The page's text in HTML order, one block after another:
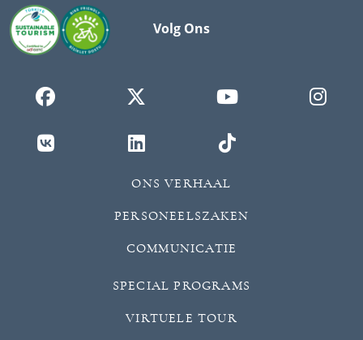
Volg Ons
ONS VERHAAL
PERSONEELSZAKEN
COMMUNICATIE
SPECIAL PROGRAMS
VIRTUELE TOUR